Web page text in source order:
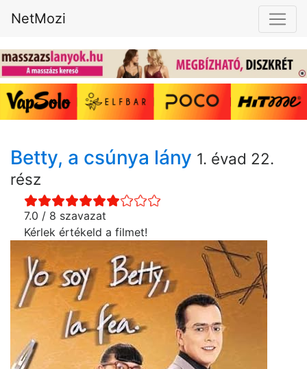
NetMozi
Betty, a csúnya lány 1. évad 22.
rész
7.0 / 8 szavazat
Kérlek értékeld a filmet!